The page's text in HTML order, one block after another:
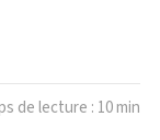
de lecture : 10 min